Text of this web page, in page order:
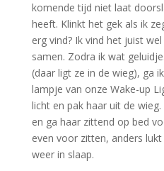
komende tijd niet laat
heeft. Klinkt het gek als ik
erg vind? Ik vind het juist
samen. Zodra ik wat
(daar ligt ze in de wieg), ga
lampje van onze Wake-up
licht en pak haar uit de
en ga haar zittend op bed
even voor zitten, anders
weer in slaap.